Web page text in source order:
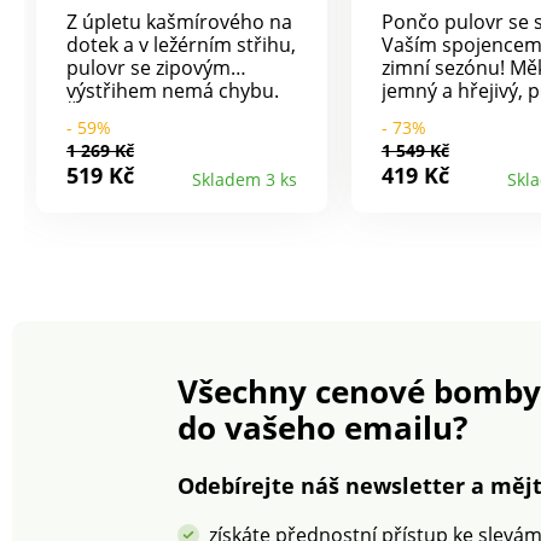
Z úpletu kašmírového na
dotek a v ležérním střihu,
pulovr se zipovým
výstřihem nemá chybu.
náprsence, spodním
lemu a manžetách.
Zipový stojáček s
- 59%
1 269 Kč
519 Kč Skladem 3 ks
Pončo pulovr se
Vaším
zimní sezónu!
jemný a hřejivý,
okamžiku.
rolákový límec.
rukávy, spadlá
- 73%
1 549 Kč
419 Kč
Všechny cenové bomby
do vašeho emailu?
Odebírejte náš newsletter a
získáte přednostní přístup ke